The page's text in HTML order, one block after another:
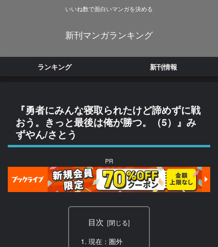
いいね数で面白いマンガを決める
新刊マンガランキング
ランキング 新刊情報
『勇者にみんな寝取られたけど諦めずに戦
おう。きっと最後は俺が勝つ。（5）』み
ずやん/さとう
PR
目次
現在：圏外